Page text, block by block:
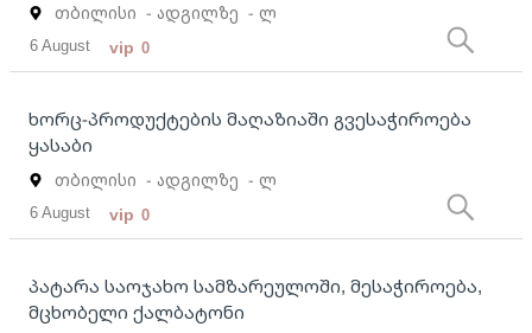
თბილისი - ადგილზე - ლ
6 August vip 0
ხორც-პროდუქტების მაღაზიაში გვესაჭიროება
ყასაბი
თბილისი - ადგილზე - ლ
6 August vip 0
პატარა საოჯახო სამზარეულოში, მესაჭიროება,
მცხობელი ქალბატონი